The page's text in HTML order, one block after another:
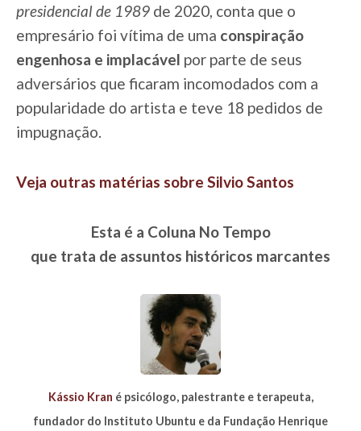
presidencial de 1989 de 2020, conta que o
empresário foi vítima de uma conspiração
engenhosa e implacável por parte de seus
adversários que ficaram incomodados com a
popularidade do artista e teve 18 pedidos de
impugnação.
Veja outras matérias sobre Silvio Santos
Esta é a Coluna No Tempo
que trata de assuntos históricos marcantes
Kássio Kran é psicólogo, palestrante e terapeuta,
fundador do Instituto Ubuntu e da Fundação Henrique